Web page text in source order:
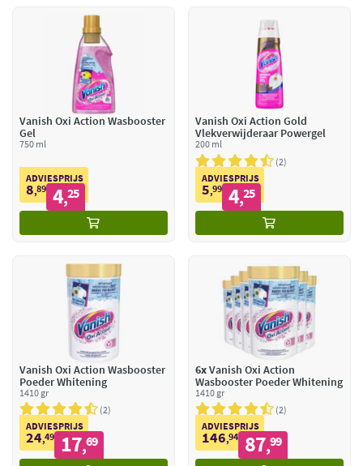
Vanish Oxi Action Wasbooster
Gel
750 ml
ADVIESPRIJS
8,89 4,25
Vanish Oxi Action Gold
Vlekverwijderaar Powergel
200 ml
2
ADVIESPRIJS
5,99 4,25
Vanish Oxi Action Wasbooster
Poeder Whitening
1410 gr
2
ADVIESPRIJS
24,49 17,69
6xVanish Oxi Action
Wasbooster Poeder Whitening
1410 gr
2
ADVIESPRIJS
146,94 87,99